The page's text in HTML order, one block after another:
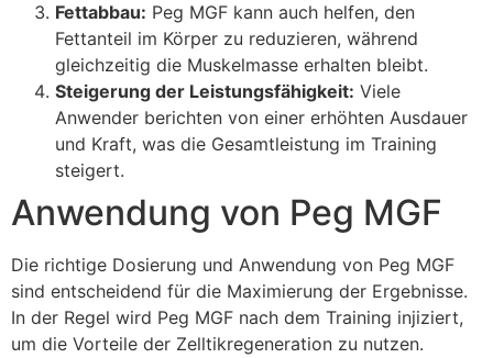
Fettabbau: Peg MGF kann auch helfen, den
Fettanteil im Körper zu reduzieren, während
gleichzeitig die Muskelmasse erhalten bleibt.
Steigerung der Leistungsfähigkeit: Viele
Anwender berichten von einer erhöhten Ausdauer
und Kraft, was die Gesamtleistung im Training
steigert.
Anwendung von Peg MGF
Die richtige Dosierung und Anwendung von Peg MGF
sind entscheidend für die Maximierung der Ergebnisse.
In der Regel wird Peg MGF nach dem Training injiziert,
um die Vorteile der Zelltikregeneration zu nutzen.